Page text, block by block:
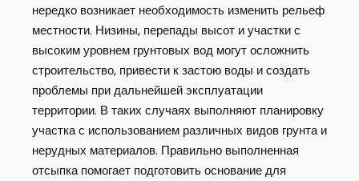
нередко возникает необходимость изменить рельеф
местности. Низины, перепады высот и участки с
высоким уровнем грунтовых вод могут осложнить
строительство, привести к застою воды и создать
проблемы при дальнейшей эксплуатации
территории. В таких случаях выполняют планировку
участка с использованием различных видов грунта и
нерудных материалов. Правильно выполненная
отсыпка помогает подготовить основание для